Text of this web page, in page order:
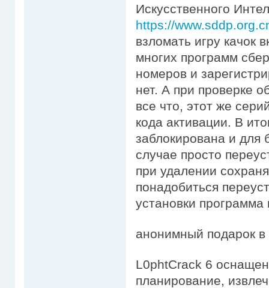
Искусственного
https://
взломать игру качок
многих программ
номеров и
нет. А при проверке
все что, этот же
кода активации. В
заблокирована и для
случае просто
при удалении
понадобиться
установки программа
анонимный подарок в
L0phtCrack 6
планирование,